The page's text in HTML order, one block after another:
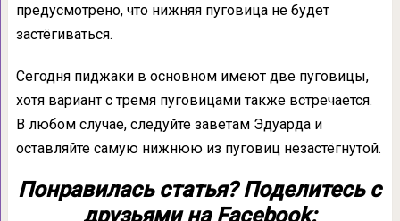
предусмотрено, что нижняя пуговица не будет
застёгиваться.
Сегодня пиджаки в основном имеют две пуговицы,
хотя вариант с тремя пуговицами также встречается.
В любом случае, следуйте заветам Эдуарда и
оставляйте самую нижнюю из пуговиц незастёгнутой.
Понравилась статья? Поделитесь с
друзьями на Facebook: